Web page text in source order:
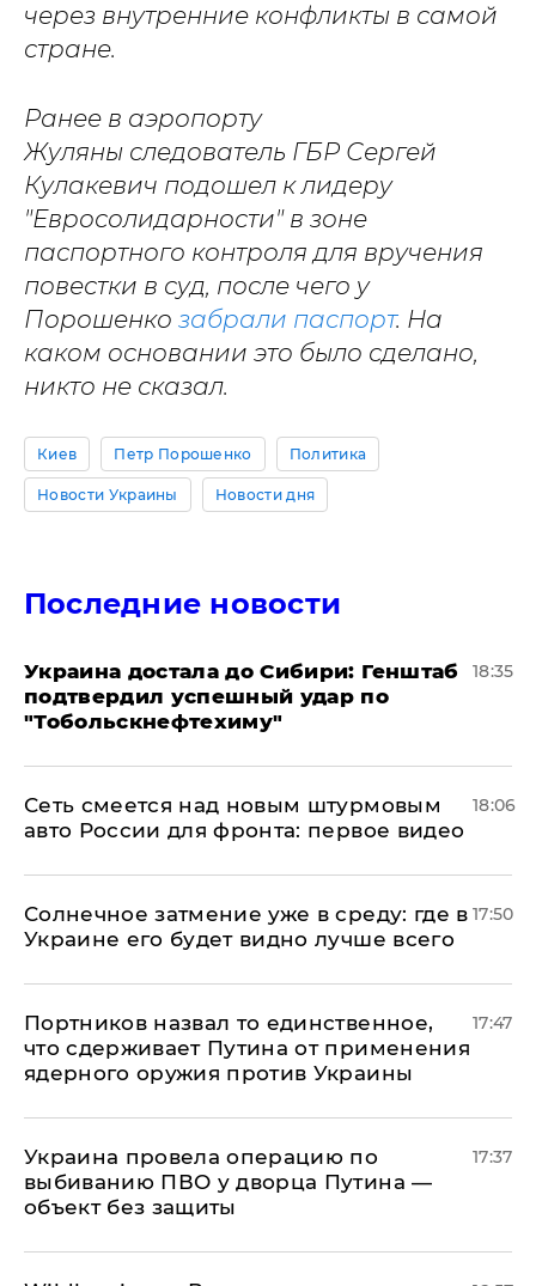
через внутренние конфликты в самой
стране.
Ранее в аэропорту
Жуляны следователь ГБР Сергей
Кулакевич подошел к лидеру
"Евросолидарности" в зоне
паспортного контроля для вручения
повестки в суд, после чего у
Порошенко забрали паспорт. На
каком основании это было сделано,
никто не сказал.
Киев Петр Порошенко Политика
Новости Украины Новости дня
Последние новости
Украина достала до Сибири: Генштаб
подтвердил успешный удар по
"Тобольскнефтехиму"
18:35
Сеть смеется над новым штурмовым
авто России для фронта: первое видео
18:06
​Солнечное затмение уже в среду: где в
Украине его будет видно лучше всего
17:50
Портников назвал то единственное,
что сдерживает Путина от применения
ядерного оружия против Украины
17:47
Украина провела операцию по
выбиванию ПВО у дворца Путина —
объект без защиты
17:37